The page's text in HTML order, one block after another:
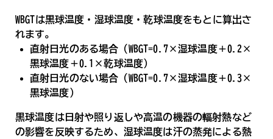
WBGTは黒球温度・湿球温度・乾球温度をもとに算出さ
れます。
直射日光のある場合（WBGT=0.7×湿球温度＋0.2×
黒球温度＋0.1×乾球温度）
直射日光のない場合（WBGT=0.7×湿球温度＋0.3×
黒球温度）
黒球温度は日射や照り返しや高温の機器の輻射熱など
の影響を反映するため、湿球温度は汗の蒸発による熱